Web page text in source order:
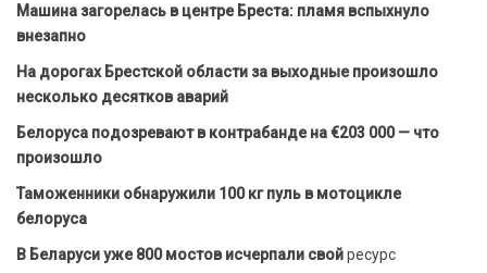
Машина загорелась в центре Бреста: пламя вспыхнуло
внезапно
На дорогах Брестской области за выходные произошло
несколько десятков аварий
Белоруса подозревают в контрабанде на €203 000 — что
произошло
Таможенники обнаружили 100 кг пуль в мотоцикле
белоруса
В Беларуси уже 800 мостов исчерпали свойресурс